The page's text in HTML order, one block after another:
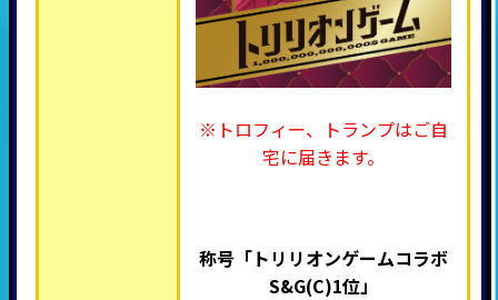
※トロフィー、トランプはご自
宅に届きます。
称号「トリリオンゲームコラボ
S&G(C)1位」